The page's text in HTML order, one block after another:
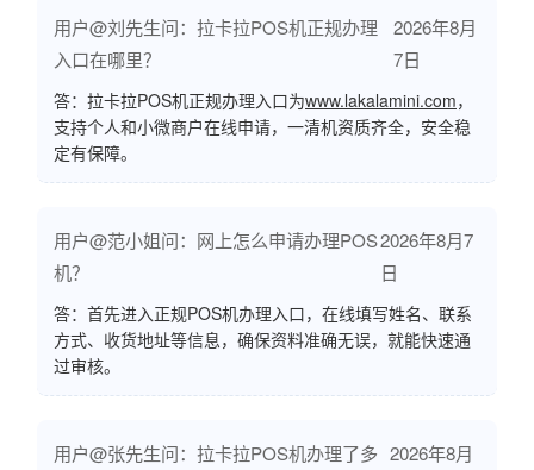
用户@刘先生问：拉卡拉POS机正规办理
入口在哪里？
2026年8月
7日
答：拉卡拉POS机正规办理入口为www.lakalamini.com，
支持个人和小微商户在线申请，一清机资质齐全，安全稳
定有保障。
用户@范小姐问：网上怎么申请办理POS
机？
2026年8月7
日
答：首先进入正规POS机办理入口，在线填写姓名、联系
方式、收货地址等信息，确保资料准确无误，就能快速通
过审核。
用户@张先生问：拉卡拉POS机办理了多 2026年8月